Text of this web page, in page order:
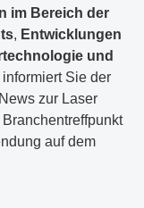
im Bereich der
, Entwicklungen
und
Sie der
zur Laser
auf dem